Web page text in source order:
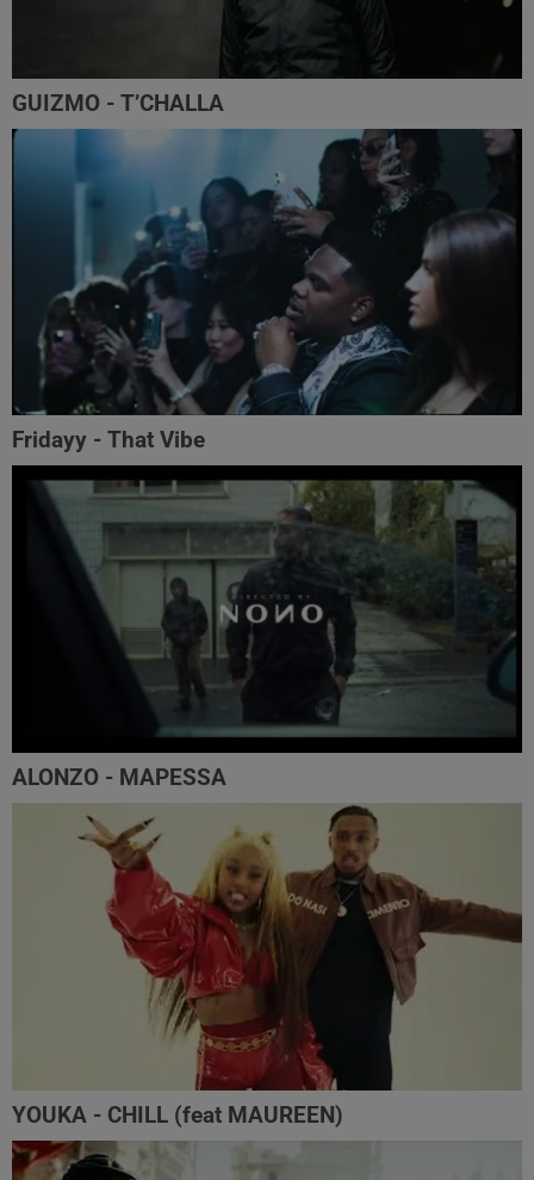
GUIZMO - T’CHALLA
Fridayy - That Vibe
ALONZO - MAPESSA
YOUKA - CHILL (feat MAUREEN)